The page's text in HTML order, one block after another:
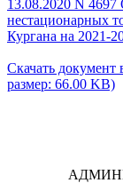
13.08.2020 N
нестационарных
Кургана на 2021-
Скачать документ
размер: 66.00 KB)